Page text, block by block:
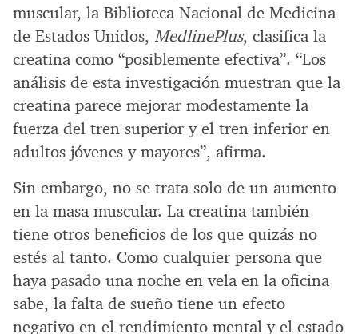
muscular, la Biblioteca Nacional de Medicina
de Estados Unidos, MedlinePlus, clasifica la
creatina como “posiblemente efectiva”. “Los
análisis de esta investigación muestran que la
creatina parece mejorar modestamente la
fuerza del tren superior y el tren inferior en
adultos jóvenes y mayores”, afirma.
Sin embargo, no se trata solo de un aumento
en la masa muscular. La creatina también
tiene otros beneficios de los que quizás no
estés al tanto. Como cualquier persona que
haya pasado una noche en vela en la oficina
sabe, la falta de sueño tiene un efecto
negativo en el rendimiento mental y el estado